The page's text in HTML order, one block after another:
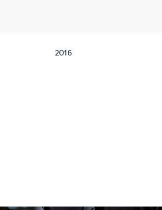
2016